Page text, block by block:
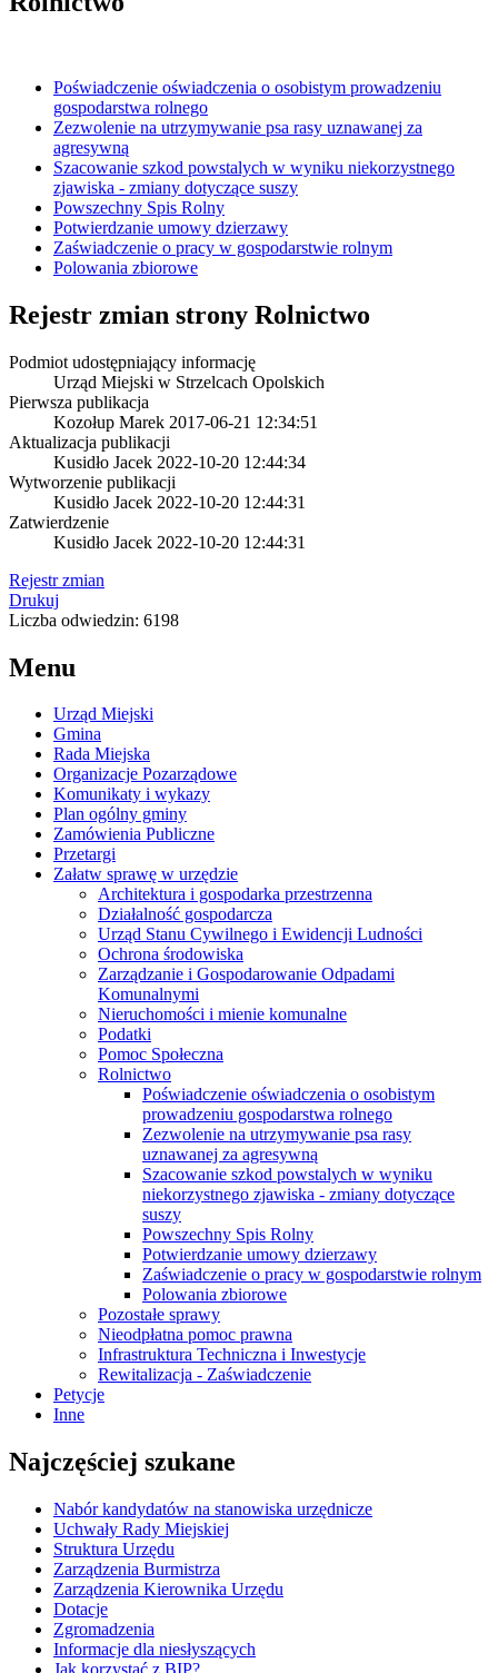
Poświadczenie oświadczenia o osobistym prowadzeniu
gospodarstwa rolnego
Zezwolenie na utrzymywanie psa rasy uznawanej za
agresywną
Szacowanie szkod powstalych w wyniku niekorzystnego
zjawiska - zmiany dotyczące suszy
Powszechny Spis Rolny
Potwierdzanie umowy dzierzawy
Zaświadczenie o pracy w gospodarstwie rolnym
Polowania zbiorowe
Rejestr zmian strony Rolnictwo
Podmiot udostępniający informację
Urząd Miejski w Strzelcach Opolskich
Pierwsza publikacja
Kozołup Marek 2017-06-21 12:34:51
Aktualizacja publikacji
Kusidło Jacek 2022-10-20 12:44:34
Wytworzenie publikacji
Kusidło Jacek 2022-10-20 12:44:31
Zatwierdzenie
Kusidło Jacek 2022-10-20 12:44:31
Rejestr zmian
Drukuj
Liczba odwiedzin: 6198
Menu
Urząd Miejski
Gmina
Rada Miejska
Organizacje Pozarządowe
Komunikaty i wykazy
Plan ogólny gminy
Zamówienia Publiczne
Przetargi
Załatw sprawę w urzędzie
Architektura i gospodarka przestrzenna
Działalność gospodarcza
Urząd Stanu Cywilnego i Ewidencji Ludności
Ochrona środowiska
Zarządzanie i Gospodarowanie Odpadami
Komunalnymi
Nieruchomości i mienie komunalne
Podatki
Pomoc Społeczna
Rolnictwo
Poświadczenie oświadczenia o osobistym
prowadzeniu gospodarstwa rolnego
Zezwolenie na utrzymywanie psa rasy
uznawanej za agresywną
Szacowanie szkod powstalych w wyniku
niekorzystnego zjawiska - zmiany dotyczące
suszy
Powszechny Spis Rolny
Potwierdzanie umowy dzierzawy
Zaświadczenie o pracy w gospodarstwie rolnym
Polowania zbiorowe
Pozostałe sprawy
Nieodpłatna pomoc prawna
Infrastruktura Techniczna i Inwestycje
Rewitalizacja - Zaświadczenie
Petycje
Inne
Najczęściej szukane
Nabór kandydatów na stanowiska urzędnicze
Uchwały Rady Miejskiej
Struktura Urzędu
Zarządzenia Burmistrza
Zarządzenia Kierownika Urzędu
Dotacje
Zgromadzenia
Informacje dla niesłyszących